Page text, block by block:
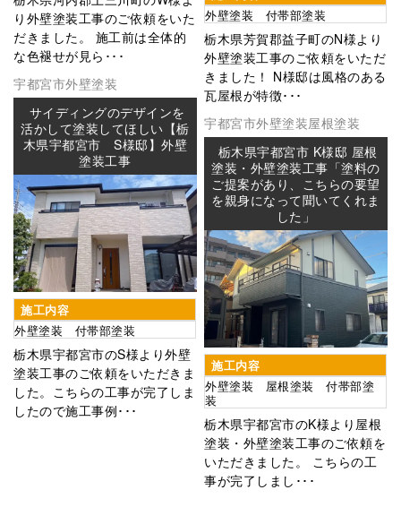
り外壁塗装工事のご依頼をいた
だきました。 施工前は全体的
な色褪せが見ら･･･
外壁塗装 付帯部塗装
栃木県芳賀郡益子町のN様より
外壁塗装工事のご依頼をいただ
きました！ N様邸は風格のある
瓦屋根が特徴･･･
宇都宮市外壁塗装
サイディングのデザインを
活かして塗装してほしい【栃
木県宇都宮市 S様邸】外壁
塗装工事
施工内容
外壁塗装 付帯部塗装
栃木県宇都宮市のS様より外壁
塗装工事のご依頼をいただきま
した。こちらの工事が完了しま
したので施工事例･･･
宇都宮市外壁塗装屋根塗装
栃木県宇都宮市 K様邸 屋根
塗装・外壁塗装工事「塗料の
ご提案があり、こちらの要望
を親身になって聞いてくれま
した」
施工内容
外壁塗装 屋根塗装 付帯部塗
装
栃木県宇都宮市のK様より屋根
塗装・外壁塗装工事のご依頼を
いただきました。 こちらの工
事が完了しまし･･･